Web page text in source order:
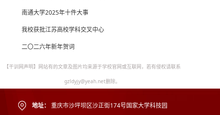
南通大学2025年十件大事
我校获批江苏高校学科交叉中心
二〇二六年新年贺词
【干训网声明】网站有的文章及图片均来源于学校官网或互联网，若有侵权请联系
gzldyjy@yeah.net删除。
地址： 重庆市沙坪坝区沙正街174号国家大学科技园